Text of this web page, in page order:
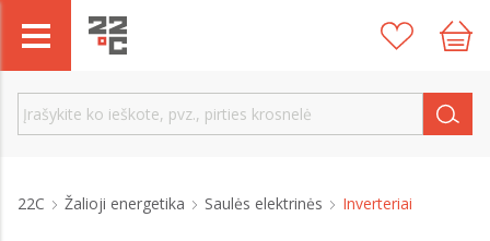
22C Žalioji energetika Saulės elektrinės Inverteriai